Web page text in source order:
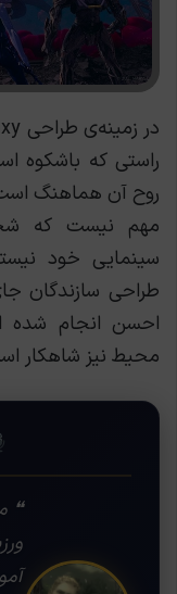
راستی که باشکوه
روح آن هماهنگ است
مهم نیست که
سینمایی خود
طراحی سازندگان
احسن انجام شده
محیط نیز شاهکار
❝